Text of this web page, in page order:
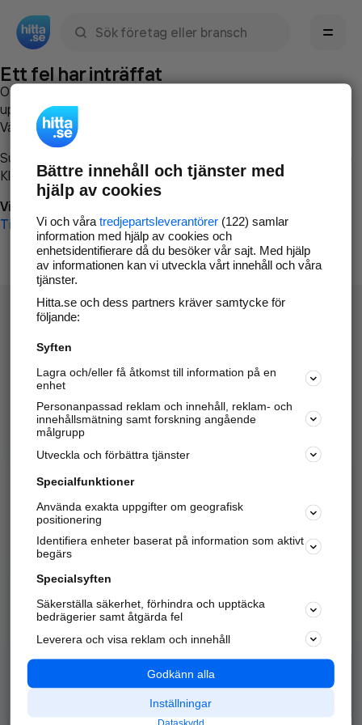
Ett fel har inträffat
Om du vill kan du
uppstod så att vi lättare och snabbare kan avhjälpa det.
Vänligen försök med följande:
Surfa till
Klicka påTillbaka-knappen i webbläsaren och försök igen
Vi beklagar besväret!
Till startsidan
Hitta.se - Gratis nummerupplysning.
Sök företag, personer och platser.
Hitta telefonnummer, adresser, företagsinfo mm.
Marknadsför företaget
Kom igång och annonsera mot
samarbetspartners nära dig.
Alla kategorier
Populära sökningar
API & Kartor
Annonsera
Integritet
Nödnummer
Bättre innehåll och tjänster med
hjälp av cookies
Vi och våra tredjepartsleverantörer(122) samlar
information med hjälp av cookies och
enhetsidentifierare då du besöker vår sajt. Med hjälp
av informationen kan vi utveckla vårt innehåll och våra
tjänster.
Hitta.se och dess partners kräver samtycke för
följande:
Syften
Lagra och/eller få åtkomst till information på en
enhet
Personanpassad reklam och innehåll, reklam- och
innehållsmätning samt forskning angående
målgrupp
Utveckla och förbättra tjänster
Specialfunktioner
Använda exakta uppgifter om geografisk
positionering
Identifiera enheter baserat på information som aktivt
begärs
Specialsyften
Säkerställa säkerhet, förhindra och upptäcka
bedrägerier samt åtgärda fel
Leverera och visa reklam och innehåll
Godkänn alla
Inställningar
Dataskydd